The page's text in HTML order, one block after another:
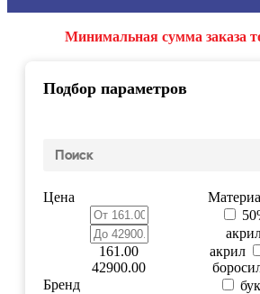
Минимальная сумма заказа
Подбор параметров
Цена
161.00
42900.00
акрил
бук
Бренд